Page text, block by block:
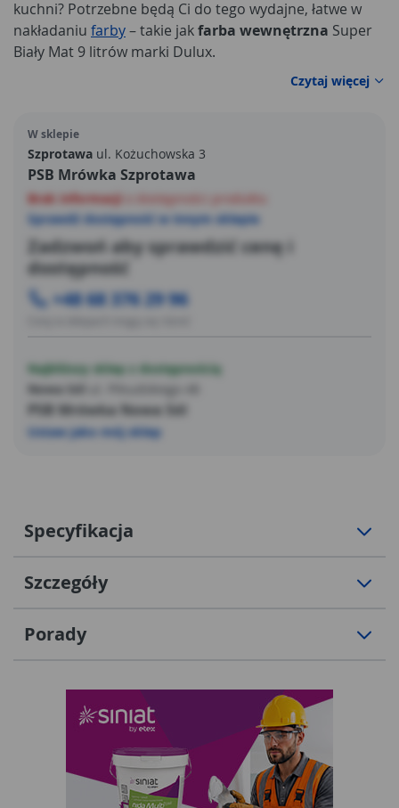
kuchni? Potrzebne będą Ci do tego wydajne, łatwe w
nakładaniu farby– takie jakfarba wewnętrzna Super
Biały Mat 9 litrów marki Dulux.
Czytaj więcej
W sklepie
Szprotawa ul. Kożuchowska 3
PSB Mrówka Szprotawa
Brak informacji
Sprawdź dostępność w innym sklepie
Zadzwoń aby sprawdzić cenę i
dostępność
+48 68 376 29 96
Najbliższy sklep z dostępnością
Nowa Sól
PSB Mrówka Nowa Sól
Ustaw jako mój sklep
Specyfikacja
Szczegóły
Porady